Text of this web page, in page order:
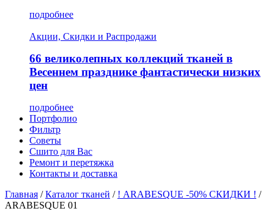
подробнее
Акции, Скидки и Распродажи
66 великолепных коллекций тканей в
Весеннем празднике фантастически низких
цен
подробнее
Портфолио
Фильтр
Советы
Сшито для Вас
Ремонт и перетяжка
Контакты и доставка
Главная / Каталог тканей / ! ARABESQUE -50% СКИДКИ ! /
ARABESQUE 01